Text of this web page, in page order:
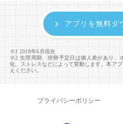
※1 2018年6月現在
※2 生理周期、排卵予定日は個人差があり、
化、ストレスなどによって変動します。本ア
えください。
アプリを無料ダ
プライバシーポリシー